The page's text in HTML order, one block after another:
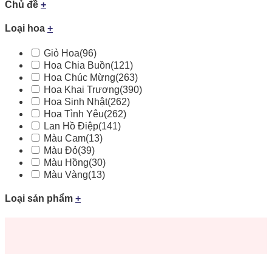
Chủ đề +
Loại hoa +
Giỏ Hoa(96)
Hoa Chia Buồn(121)
Hoa Chúc Mừng(263)
Hoa Khai Trương(390)
Hoa Sinh Nhật(262)
Hoa Tình Yêu(262)
Lan Hồ Điệp(141)
Màu Cam(13)
Màu Đỏ(39)
Màu Hồng(30)
Màu Vàng(13)
Loại sản phẩm +